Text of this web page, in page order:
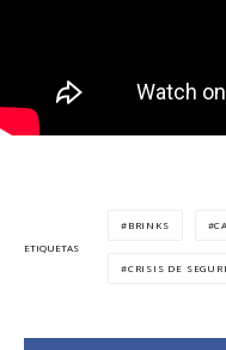
ETIQUETAS
BRINKS
CRISIS DE